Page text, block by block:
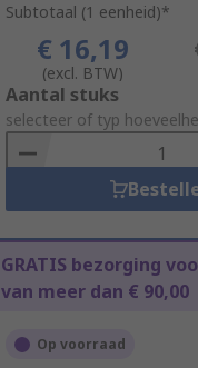
Subtotaal (1 eenheid)*
€ 16,19
(excl. BTW)
Add
to
Basket
Aantal stuks
selecteer of typ
GRATIS bezorging
van meer dan € 90,00
Op voorraad